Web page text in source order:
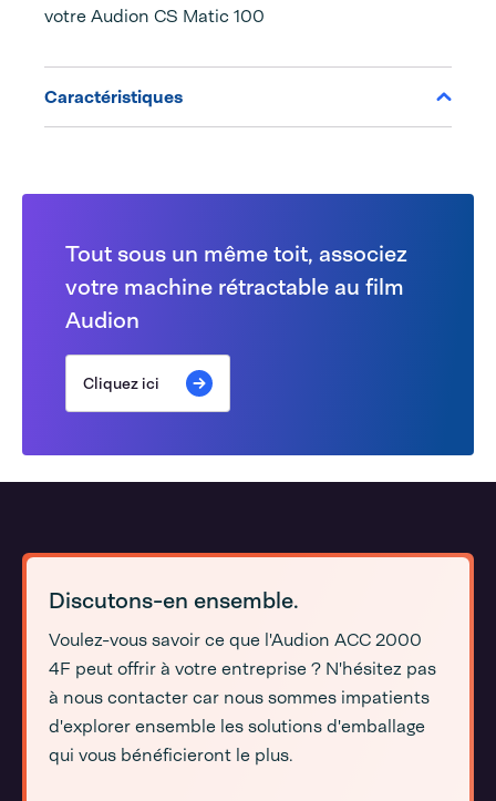
votre Audion CS Matic 100
Caractéristiques
Tout sous un même toit, associez
votre machine rétractable au film
Audion
Cliquez ici
Discutons-en ensemble.
Voulez-vous savoir ce que l'Audion ACC 2000
4F peut offrir à votre entreprise ? N'hésitez pas
à nous contacter car nous sommes impatients
d'explorer ensemble les solutions d'emballage
qui vous bénéficieront le plus.